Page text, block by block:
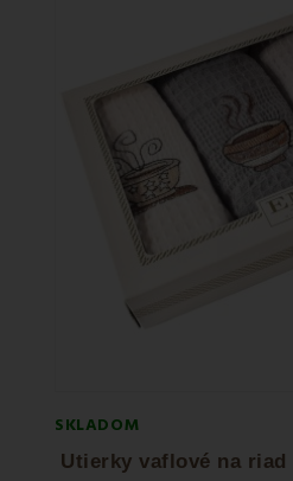
SKLADOM
Utierky vaflové na riad